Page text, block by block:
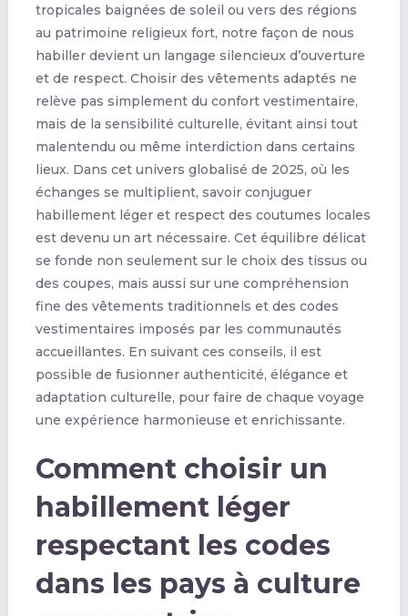
tropicales baignées de soleil ou vers des régions
au patrimoine religieux fort, notre façon de nous
habiller devient un langage silencieux d’ouverture
et de respect. Choisir des vêtements adaptés ne
relève pas simplement du confort vestimentaire,
mais de la sensibilité culturelle, évitant ainsi tout
malentendu ou même interdiction dans certains
lieux. Dans cet univers globalisé de 2025, où les
échanges se multiplient, savoir conjuguer
habillement léger et respect des coutumes locales
est devenu un art nécessaire. Cet équilibre délicat
se fonde non seulement sur le choix des tissus ou
des coupes, mais aussi sur une compréhension
fine des vêtements traditionnels et des codes
vestimentaires imposés par les communautés
accueillantes. En suivant ces conseils, il est
possible de fusionner authenticité, élégance et
adaptation culturelle, pour faire de chaque voyage
une expérience harmonieuse et enrichissante.
Comment choisir un
habillement léger
respectant les codes
dans les pays à culture